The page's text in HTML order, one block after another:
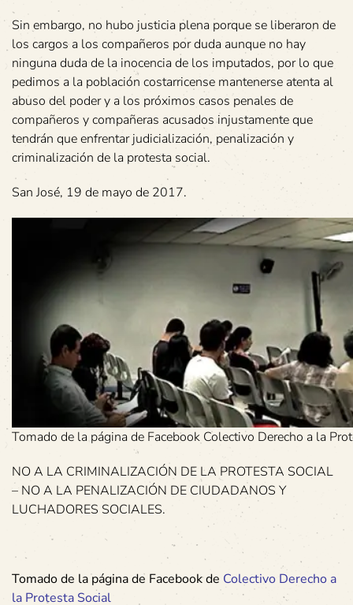
Sin embargo, no hubo justicia plena porque se liberaron de
los cargos a los compañeros por duda aunque no hay
ninguna duda de la inocencia de los imputados, por lo que
pedimos a la población costarricense mantenerse atenta al
abuso del poder y a los próximos casos penales de
compañeros y compañeras acusados injustamente que
tendrán que enfrentar judicialización, penalización y
criminalización de la protesta social.
San José, 19 de mayo de 2017.
Tomado de la página de Facebook Colectivo Derecho a la
NO A LA CRIMINALIZACIÓN DE LA PROTESTA SOCIAL
– NO A LA PENALIZACIÓN DE CIUDADANOS Y
LUCHADORES SOCIALES.
Tomado de la página de Facebook de Colectivo Derecho a
la Protesta Social